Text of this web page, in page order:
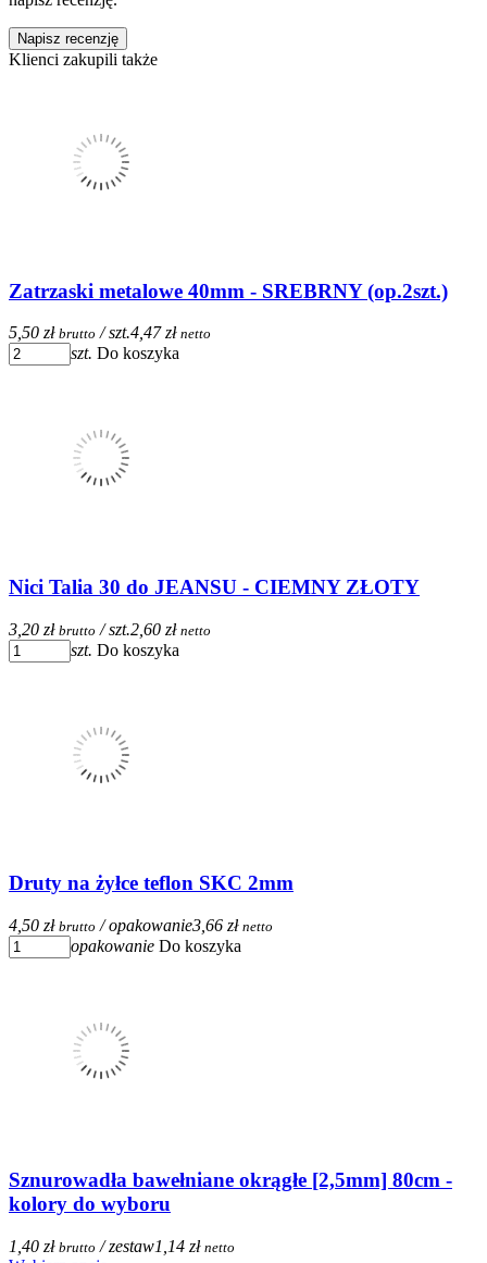
Napisz recenzję
Klienci zakupili także
Zatrzaski metalowe 40mm - SREBRNY (op.2szt.)
5,50 zł brutto / szt.4,47 zł netto
szt. Do koszyka
Nici Talia 30 do JEANSU - CIEMNY ZŁOTY
3,20 zł brutto / szt.2,60 zł netto
szt. Do koszyka
Druty na żyłce teflon SKC 2mm
4,50 zł brutto / opakowanie3,66 zł netto
opakowanie Do koszyka
Sznurowadła bawełniane okrągłe [2,5mm] 80cm -
kolory do wyboru
1,40 zł brutto / zestaw1,14 zł netto